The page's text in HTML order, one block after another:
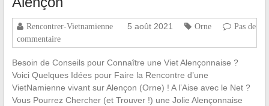
Rencontrer-Vietnamienne 5 août 2021 Orne
Pas de
commentaire
Besoin de Conseils pour Connaître une Viet Alençonnaise ?
Voici Quelques Idées pour Faire la Rencontre d’une
VietNamienne vivant sur Alençon (Orne) ! A l’Aise avec le Net ?
Vous Pourrez Chercher (et Trouver !) une Jolie Alençonnaise